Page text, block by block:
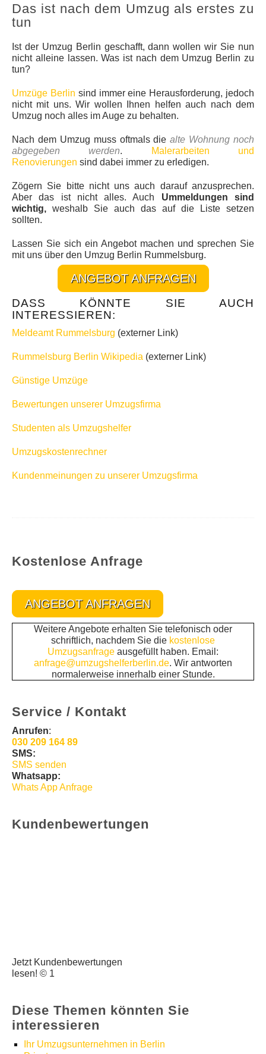
Das ist nach dem Umzug als erstes zu
tun
Ist der Umzug Berlin geschafft, dann wollen wir Sie nun
nicht alleine lassen. Was ist nach dem Umzug Berlin zu
tun?
Umzüge Berlin sind immer eine Herausforderung, jedoch
nicht mit uns. Wir wollen Ihnen helfen auch nach dem
Umzug noch alles im Auge zu behalten.
Nach dem Umzug muss oftmals diealte Wohnung noch
abgegeben werden.
Malerarbeiten und
Renovierungen sind dabei immer zu erledigen.
Zögern Sie bitte nicht uns auch darauf anzusprechen.
Aber das ist nicht alles. Auch Ummeldungen sind
wichtig, weshalb Sie auch das auf die Liste setzen
sollten.
Lassen Sie sich ein Angebot machen und sprechen Sie
mit uns über den Umzug Berlin Rummelsburg.
ANGEBOT ANFRAGEN
DASS KÖNNTE SIE AUCH
INTERESSIEREN:
Meldeamt Rummelsburg (externer Link)
Rummelsburg Berlin Wikipedia (externer Link)
Günstige Umzüge
Bewertungen unserer Umzugsfirma
Studenten als Umzugshelfer
Umzugskostenrechner
Kundenmeinungen zu unserer Umzugsfirma
Kostenlose Anfrage
ANGEBOT ANFRAGEN
Weitere Angebote erhalten Sie telefonisch oder
schriftlich, nachdem Sie die kostenlose
Umzugsanfrage ausgefüllt haben. Email:
anfrage@umzugshelferberlin.de. Wir antworten
normalerweise innerhalb einer Stunde.
Service / Kontakt
Anrufen:
030 209 164 89
SMS:
SMS senden
Whatsapp:
Whats App Anfrage
Kundenbewertungen
Jetzt Kundenbewertungen
lesen! © 1
Diese Themen könnten Sie
interessieren
Ihr Umzugsunternehmen in Berlin